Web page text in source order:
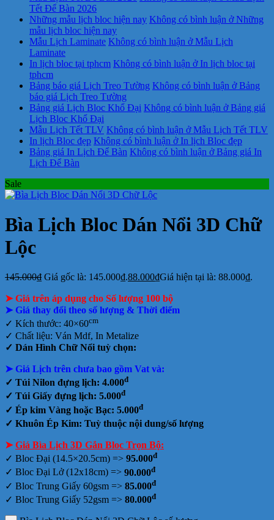
Tết Để Bàn 2026
Những mẫu lịch bloc hiện nay Không có bình luận ở Những
mẫu lịch bloc hiện nay
Mẫu Lịch Laminate Không có bình luận ở Mẫu Lịch
Laminate
In lịch bloc tại tphcm Không có bình luận ở In lịch bloc tại
tphcm
Bảng báo giá Lịch Treo Tường Không có bình luận ở Bảng
báo giá Lịch Treo Tường
Bảng giá Lịch Bloc Khổ Đại Không có bình luận ở Bảng giá
Lịch Bloc Khổ Đại
Mẫu Lịch Tết TLV Không có bình luận ở Mẫu Lịch Tết TLV
In lịch Bloc đẹp Không có bình luận ở In lịch Bloc đẹp
Bảng giá In Lịch Để Bàn Không có bình luận ở Bảng giá In
Lịch Để Bàn
Sale
Bìa Lịch Bloc Dán Nổi 3D Chữ
Lộc
145.000₫ Giá gốc là: 145.000₫.88.000₫Giá hiện tại là: 88.000₫.
➤ Giá trên áp dụng cho Số lượng 100 bộ
➤ Giá thay đổi theo số lượng & Thời điểm
✓ Kích thước: 40×60cm
✓ Chất liệu: Ván Mdf, In Metalize
✓ Dán Hình Chữ Nổi tuỳ chọn:
➤ Giá Lịch trên chưa bao gồm Vat và:
✓ Túi Nilon đựng lịch: 4.000đ
✓ Túi Giấy đựng lịch: 5.000đ
✓ Ép kim Vàng hoặc Bạc: 5.000đ
✓ Khuôn Ép Kim: Tuỳ thuộc nội dung/số lượng
➤Giá Bìa Lịch 3D Gắn Bloc Trọn Bộ:
✓ Bloc Đại (14.5×20.5cm) => 95.000đ
✓ Bloc Đại Lở (12x18cm) => 90.000đ
✓ Bloc Trung Giấy 60gsm => 85.000đ
✓ Bloc Trung Giấy 52gsm => 80.000đ